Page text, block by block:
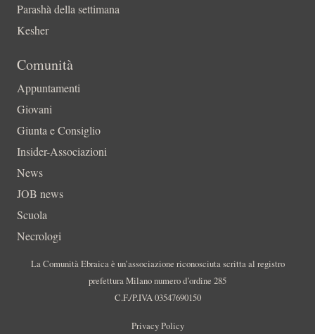
Parashà della settimana
Kesher
Comunità
Appuntamenti
Giovani
Giunta e Consiglio
Insider-Associazioni
News
JOB news
Scuola
Necrologi
La Comunità Ebraica è un’associazione riconosciuta scritta al registro
prefettura Milano numero d’ordine 285
C.F./P.IVA 03547690150
Privacy Policy